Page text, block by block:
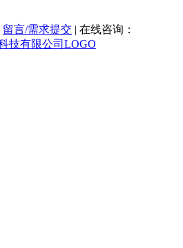
留言/需求提交 | 在线咨询：